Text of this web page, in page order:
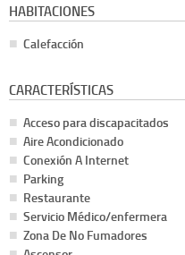
HABITACIONES
Calefacción
CARACTERÍSTICAS
Acceso para discapacitados
Aire Acondicionado
Conexión A Internet
Parking
Restaurante
Servicio Médico/enfermera
Zona De No Fumadores